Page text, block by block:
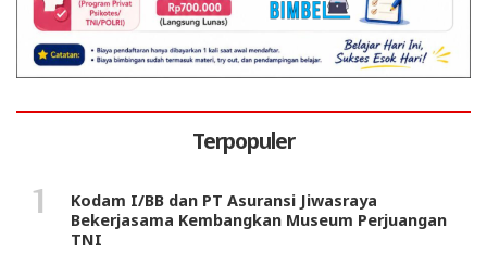
Terpopuler
Kodam I/BB dan PT Asuransi Jiwasraya
Bekerjasama Kembangkan Museum Perjuangan
TNI